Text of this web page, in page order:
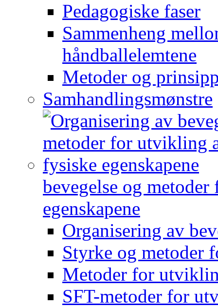
Pedagogiske faser
Sammenheng
håndballelemtene
Metoder og
Samhandlingsmønstre
bevegelse og
egenskapene
Organisering av
Styrke og metoder
Metoder for
SFT-metoder for